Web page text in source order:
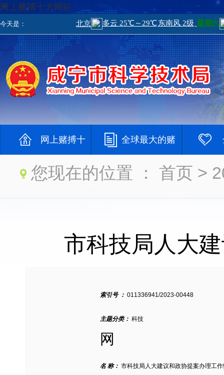
网上赌搏十大网站
今天是：
网上赌搏十
大网站
全球最大的赌
钱网 大登录网
您现在的位置 ： 首页 >
市科技局人大
索引号 ： 011336941/2023-00448
主题分类： 科技
网
名 称： 市科技局人大建议和政协提案办理工